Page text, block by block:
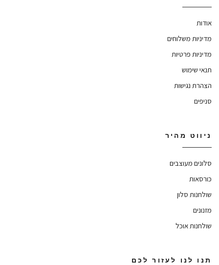
אודות
מדיניות משלוחים
מדיניות פרטיות
תנאי שימוש
הצהרת נגישות
סניפים
ניווט מהיר
סלונים מעוצבים
כורסאות
שולחנות סלון
מזנונים
שולחנות אוכל
תנו לנו לעזור לכם